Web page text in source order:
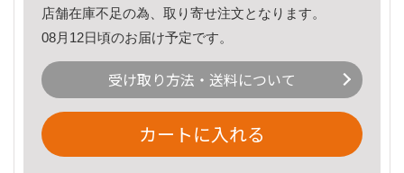
店舗在庫不足の為、取り寄せ注文となります。
08月12日頃のお届け予定です。
受け取り方法・送料について
カートに入れる